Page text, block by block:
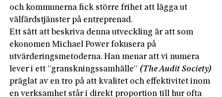
och kommunerna fick större frihet att lägga ut
välfärdstjänster på entreprenad.
Ett sätt att beskriva denna utveckling är att som
ekonomen Michael Power fokusera på
utvärderingsmetoderna. Han menar att vi numera
lever i ett ”granskningssamhälle” (The Audit Society)
präglat av en tro på att kvalitet och effektivitet inom
en verksamhet står i direkt proportion till hur ofta